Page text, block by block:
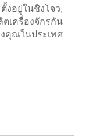
งอยู่ในชิงโจว,
เครื่องจักรกัน
งคุณในประเทศ